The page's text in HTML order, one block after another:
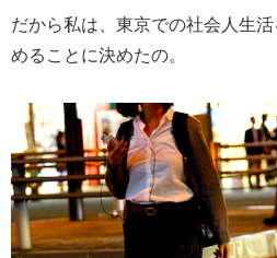
だから私は、東京での社会人生
めることに決めたの。